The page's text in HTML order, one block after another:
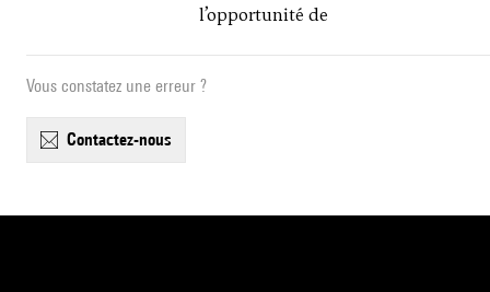
l’opportunité de
Vous constatez une erreur ?
contactez-nous